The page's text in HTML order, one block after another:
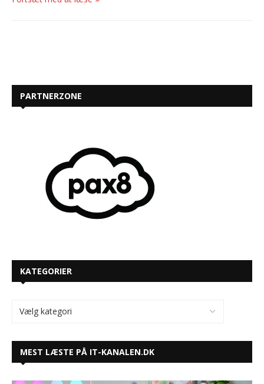
PARTNERZONE
KATEGORIER
MEST LÆSTE PÅ IT-KANALEN.DK